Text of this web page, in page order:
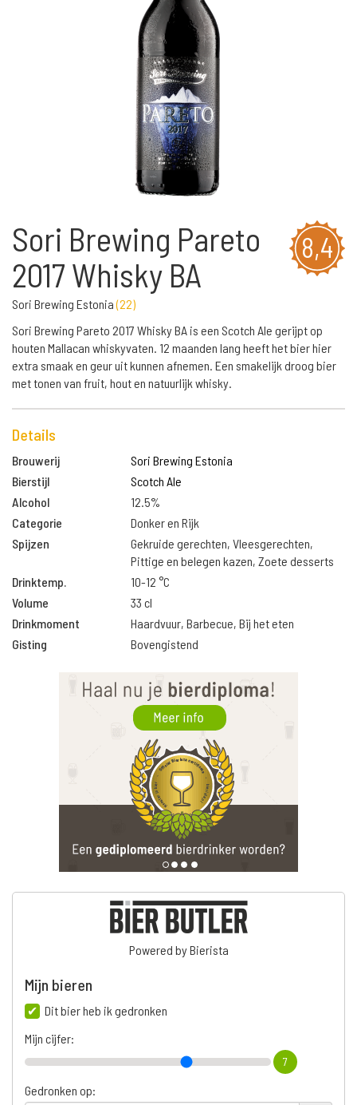
8,4
Sori Brewing Pareto
2017 Whisky BA
Sori Brewing Estonia(22)
Sori Brewing Pareto 2017 Whisky BA is een Scotch Ale gerijpt op
houten Mallacan whiskyvaten. 12 maanden lang heeft het bier hier
extra smaak en geur uit kunnen afnemen. Een smakelijk droog bier
met tonen van fruit, hout en natuurlijk whisky.
Details
Brouwerij
Sori Brewing Estonia
Bierstijl
Scotch Ale
Alcohol
12.5%
Categorie
Donker en Rijk
Spijzen
Gekruide gerechten, Vleesgerechten,
Pittige en belegen kazen, Zoete desserts
Drinktemp.
10-12 °C
Volume
33 cl
Drinkmoment
Haardvuur, Barbecue, Bij het eten
Gisting
Bovengistend
Powered by Bierista
Mijn bieren
Dit bier heb ik gedronken
Mijn cijfer:
7
Gedronken op: